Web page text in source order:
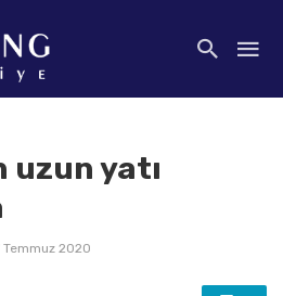
uzun yatı
Temmuz 2020